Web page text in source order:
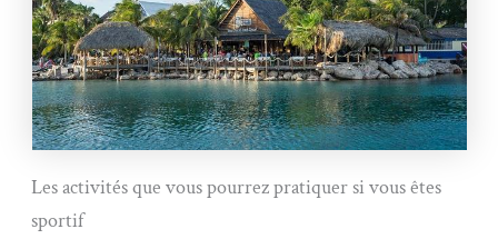
Les activités que vous pourrez pratiquer si vous êtes
sportif